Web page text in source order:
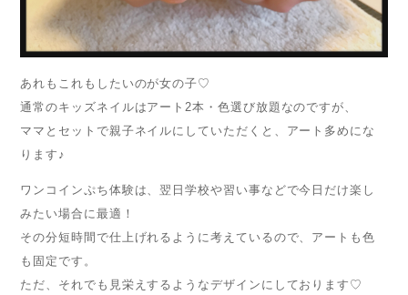
あれもこれもしたいのが女の子♡
通常のキッズネイルはアート2本・色選び放題なのですが、
ママとセットで親子ネイルにしていただくと、アート多めにな
ります♪
ワンコインぷち体験は、翌日学校や習い事などで今日だけ楽し
みたい場合に最適！
その分短時間で仕上げれるように考えているので、アートも色
も固定です。
ただ、それでも見栄えするようなデザインにしております♡